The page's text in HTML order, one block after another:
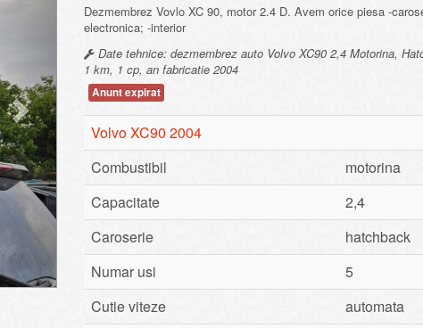
Dezmembrez Vovlo XC 90, motor 2.4 D. Avem orice piesa -
electronica; -interior
Date tehnice: dezmembrez auto Volvo XC90 2,4 Motorina,
1 km, 1 cp, an fabricatie 2004
Anunt expirat
Volvo XC90 2004
Combustibil
motorina
Capacitate
2,4
Caroserie
hatchback
Numar usi
5
Cutie viteze
automata